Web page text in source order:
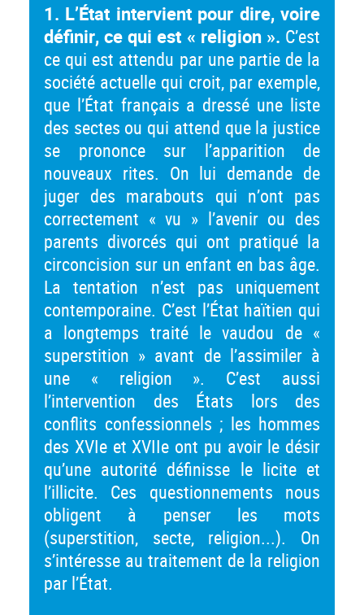
1. L’État intervient pour dire, voire
définir, ce qui est « religion ». C’est
ce qui est attendu par une partie de la
société actuelle qui croit, par exemple,
que l’État français a dressé une liste
des sectes ou qui attend que la justice
se prononce sur l’apparition de
nouveaux rites. On lui demande de
juger des marabouts qui n’ont pas
correctement « vu » l’avenir ou des
parents divorcés qui ont pratiqué la
circoncision sur un enfant en bas âge.
La tentation n’est pas uniquement
contemporaine. C’est l’État haïtien qui
a longtemps traité le vaudou de «
superstition » avant de l’assimiler à
une « religion ». C’est aussi
l’intervention des États lors des
conflits confessionnels ; les hommes
des XVIe et XVIIe ont pu avoir le désir
qu’une autorité définisse le licite et
l’illicite. Ces questionnements nous
obligent à penser les mots
(superstition, secte, religion...). On
s’intéresse au traitement de la religion
par l’État.